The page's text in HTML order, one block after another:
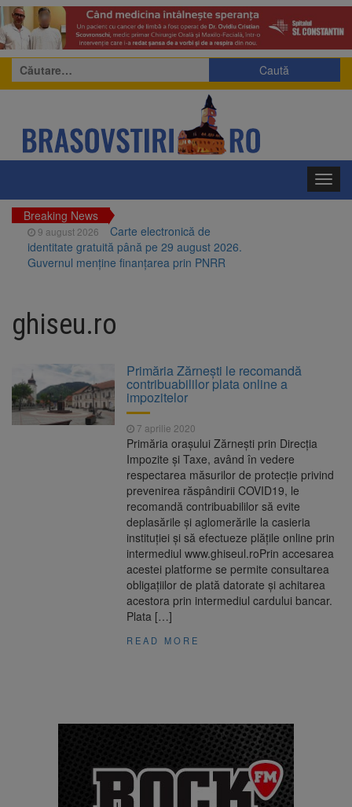
Caută
după:
Breaking News
9 august 2026
Carte electronică de
identitate gratuită până pe 29 august 2026.
Guvernul menține finanțarea prin PNRR
Brașovului vor fi restaurate. Contractul de
finanțare a fost semnat
propriul record mondial. Betty Bromage a
zburat din nou pe aripa unui avion
9 august 2026
Tristan Tate cer eliberarea lor pe cauțiune în
Se schimbă examenul de
medic specialist. Subiecte unice în toată țara,
aceeași oră și același barem
Se schimbă regulile pentru
capsulele de cafea și ambalajele de unică
folosință. Noul regulament UE se aplică din 12
ghiseu.ro
Primăria Zărnești le recomandă
contribuabililor plata online a
impozitelor
7 aprilie 2020
Primăria oraşului Zărneşti prin Direcţia
Impozite şi Taxe, având în vedere
respectarea măsurilor de protecţie privind
prevenirea răspândirii COVID19, le
recomandă contribuabililor să evite
deplasările și aglomerările la casieria
instituţiei și să efectueze plățile online prin
intermediul www.ghiseul.roPrin accesarea
acestei platforme se permite consultarea
obligaţiilor de plată datorate şi achitarea
acestora prin intermediul cardului bancar.
Plata […]
READ MORE